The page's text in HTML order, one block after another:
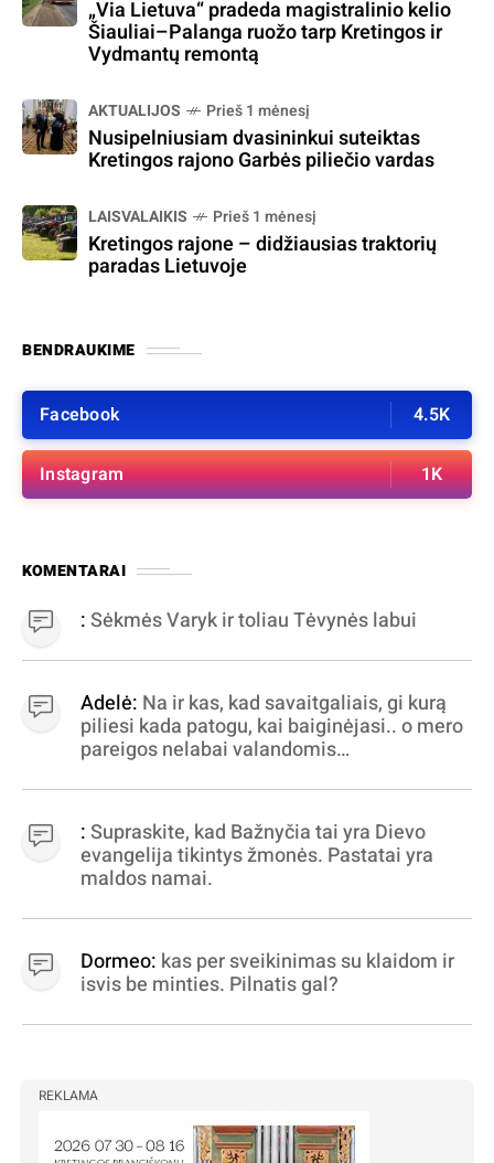
„Via Lietuva“ pradeda magistralinio kelio
Šiauliai–Palanga ruožo tarp Kretingos ir
Vydmantų remontą
AKTUALIJOS Prieš 1 mėnesį
Nusipelniusiam dvasininkui suteiktas
Kretingos rajono Garbės piliečio vardas
LAISVALAIKIS Prieš 1 mėnesį
Kretingos rajone – didžiausias traktorių
paradas Lietuvoje
BENDRAUKIME
Facebook 4.5K
Instagram 1K
KOMENTARAI
:Sėkmės Varyk ir toliau Tėvynės labui
Adelė: Na ir kas, kad savaitgaliais, gi kurą
piliesi kada patogu, kai baiginėjasi.. o mero
pareigos nelabai valandomis
virpinimas, ieškokit kur milijonus vagia
dujininkai, elektros aferistai, stadionų
statytojai Vilnuje
:Supraskite, kad Bažnyčia tai yra Dievo
evangelija tikintys žmonės. Pastatai yra
maldos namai.
Dormeo: kas per sveikinimas su klaidom ir
isvis be minties. Pilnatis gal?
REKLAMA